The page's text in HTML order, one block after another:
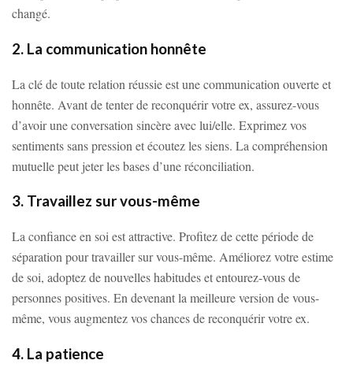
changé.
2. La communication honnête
La clé de toute relation réussie est une communication ouverte et
honnête. Avant de tenter de reconquérir votre ex, assurez-vous
d’avoir une conversation sincère avec lui/elle. Exprimez vos
sentiments sans pression et écoutez les siens. La compréhension
mutuelle peut jeter les bases d’une réconciliation.
3. Travaillez sur vous-même
La confiance en soi est attractive. Profitez de cette période de
séparation pour travailler sur vous-même. Améliorez votre estime
de soi, adoptez de nouvelles habitudes et entourez-vous de
personnes positives. En devenant la meilleure version de vous-
même, vous augmentez vos chances de reconquérir votre ex.
4. La patience